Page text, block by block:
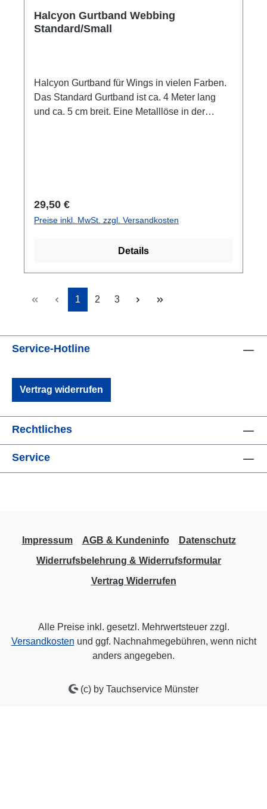
Halcyon Gurtband Webbing
Standard/Small
Halcyon Gurtband für Wings in vielen Farben.
Das Standard Gurtband ist ca. 4 Meter lang
und ca. 5 cm breit. Eine Metalllöse in der
GurtbandH in tropic (Aqua) - schwarzes
GurtbandH in schwarz - graues Gurtband
Regulärer Preis:
29,50 €
Preise inkl. MwSt. zzgl. Versandkosten
Details
Seite
1 Seite
2 Seite
3
Service-Hotline
Vertrag widerrufen
Rechtliches
Service
Impressum AGB & Kundeninfo
Datenschutz
Widerrufsbelehrung & Widerrufsformular
Vertrag Widerrufen
Alle Preise inkl. gesetzl. Mehrwertsteuer zzgl.
Versandkosten und ggf. Nachnahmegebühren, wenn nicht
anders angegeben.
(c) by Tauchservice Münster